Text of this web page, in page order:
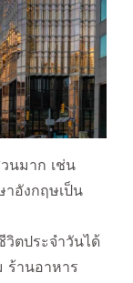
นมาก เช่น
าอังกฤษเป็น
ตประจำวันได้
ร้านอาหาร